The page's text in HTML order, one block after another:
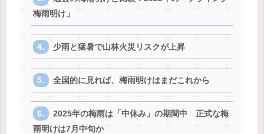
梅雨明け」
少雨と猛暑で山林火災リスクが上昇
全国的に見れば、梅雨明けはまだこれから
2025年の梅雨は「中休み」の期間中 正式な梅
雨明けは7月中旬か